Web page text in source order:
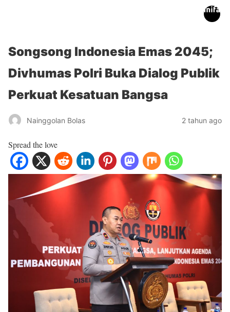
Songsong Indonesia Emas 2045;
Divhumas Polri Buka Dialog Publik
Perkuat Kesatuan Bangsa
Nainggolan Bolas 2 tahun ago
Spread the love